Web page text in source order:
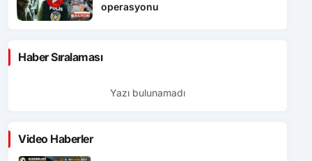
operasyonu
Haber Sıralaması
Yazı bulunamadı
Video Haberler